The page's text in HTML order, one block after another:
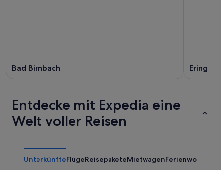
Bad Birnbach Ering
Entdecke mit Expedia eine
Welt voller Reisen
UnterkünfteFlügeReisepaketeMietwagen